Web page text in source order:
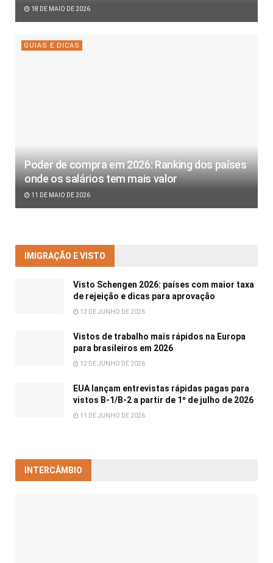
18 DE MAIO DE 2026
GUIAS E DICAS
Poder de compra em 2026: Ranking dos países
onde os salários tem mais valor
11 DE MAIO DE 2026
IMIGRAÇÃO E VISTO
Visto Schengen 2026: países com maior taxa
de rejeição e dicas para aprovação
12 DE JUNHO DE 2026
Vistos de trabalho mais rápidos na Europa
para brasileiros em 2026
12 DE JUNHO DE 2026
EUA lançam entrevistas rápidas pagas para
vistos B-1/B-2 a partir de 1º de julho de 2026
11 DE JUNHO DE 2026
INTERCÂMBIO